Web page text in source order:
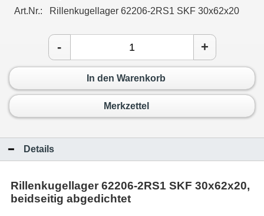
Art.Nr.: Rillenkugellager 62206-2RS1 SKF 30x62x20
- +
In den Warenkorb
Merkzettel
Details
Rillenkugellager 62206-2RS1 SKF 30x62x20,
beidseitig abgedichtet